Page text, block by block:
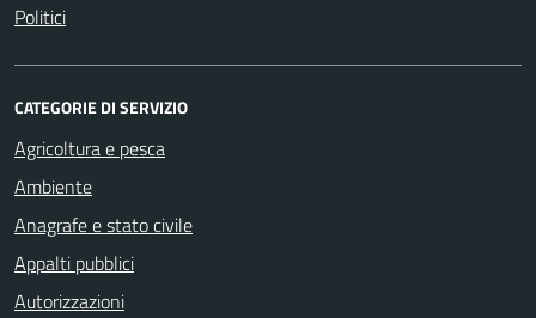
Politici
CATEGORIE DI SERVIZIO
Agricoltura e pesca
Ambiente
Anagrafe e stato civile
Appalti pubblici
Autorizzazioni